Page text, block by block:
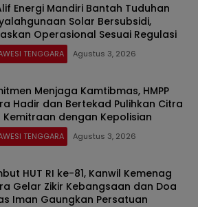
Energi Mandiri Bantah Tuduhan
Solar Bersubsidi,
Operasional Sesuai Regulasi
TENGGARA Agustus 3, 2026
Menjaga Kamtibmas, HMPP
Hadir dan Bertekad Pulihkan Citra
Kemitraan dengan Kepolisian
TENGGARA Agustus 3, 2026
HUT RI ke-81, Kanwil Kemenag
Gelar Zikir Kebangsaan dan Doa
Iman Gaungkan Persatuan